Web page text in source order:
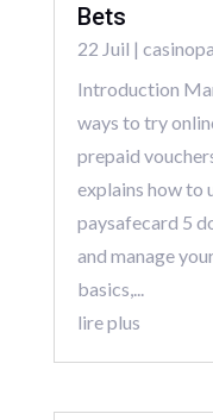
Bets
22 Juil |
Introduction
ways to try
prepaid
explains how to
paysafecard 5
and manage
basics,...
lire plus